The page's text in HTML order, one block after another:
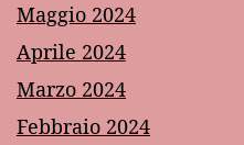
Maggio 2024
Aprile 2024
Marzo 2024
Febbraio 2024